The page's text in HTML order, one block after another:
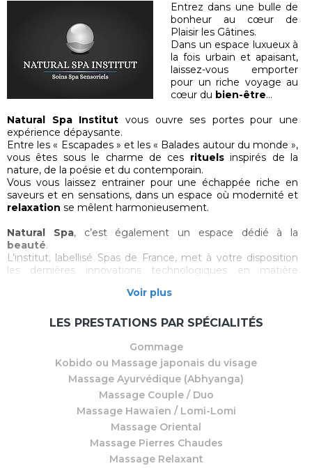
Entrez dans une bulle de
bonheur au cœur de
Plaisir les Gâtines.
Dans un espace luxueux à
la fois urbain et apaisant,
laissez-vous emporter
pour un riche voyage au
cœur du bien-être...
Natural Spa Institut vous ouvre ses portes pour une
expérience dépaysante.
Entre les « Escapades » et les « Balades autour du monde »,
vous êtes sous le charme de ces rituelsinspirés de la
nature, de la poésie et du contemporain.
Vous vous laissez entrainer pour une échappée riche en
saveurs et en sensations, dans un espace où modernité et
relaxation se mêlent harmonieusement.
Natural Spa, c’est également un espace dédié à la
beauté.
L’institut, labellisé Spas de France, met à votre disposition
les dernières innovations technologiques en matière
, duhammamou de la tisanerie : votre corps et votre
Voir plus
LES PRESTATIONS PAR SPÉCIALITÉS
Gommage
Kobido ou Massage japonais du visage
Massage Ayurvédique (Abhyanga)
Massage Couple / Duo
Massage Hawaïen / Lomi-Lomi
Massage Oriental
Massage Pierres Chaudes
Massage Relaxant